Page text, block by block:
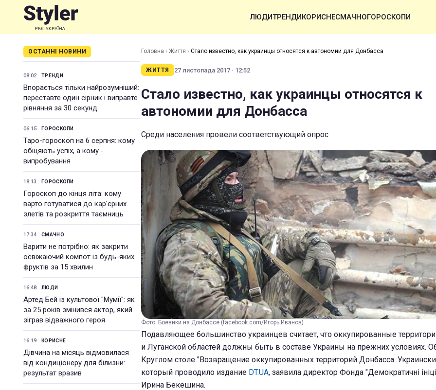
ЛЮДИТРЕНДИКОРИСНЕСМАЧНОГОРОСКОПИ
ОСТАННІ НОВИНИ
08:02 ТРЕНДИ
Впорається тільки найрозумніший:
переставте один сірник і виправте
рівняння за 30 секунд
06:15 ГОРОСКОПИ
Таро-гороскоп на 6 серпня: кому
обіцяють успіх, а кому -
випробування
18:13 ГОРОСКОПИ
Гороскоп до кінця літа: кому
варто готуватися до кар'єрних
злетів та розкриття таємниць
17:34 СМАЧНО
Варити не потрібно: як закрити
освіжаючий компот із будь-яких
фруктів за 15 хвилин
16:48 ЛЮДИ
Артед Бей із культової "Мумії": як
за 25 років змінився актор, який
зіграв відважного героя
16:19 КОРИСНЕ
Дівчина на місяць відмовилася
від кондиціонеру для білизни:
результат вразив
Головна › Життя › Стало известно, как украинцы относятся к автономии для Донбасса
ЖИТТЯ 27 листопада 2017 · 12:52
Стало известно, как украинцы относятся к
автономии для Донбасса
Среди населения провели соответствующий опрос
Фото: Боевики на Донбассе (facebook.com/Игорь Иванов)
Подавляющее большинство украинцев считает, что оккупированные
и Луганской областей должны быть в составе Украины на прежних условиях.
Круглом столе "Возвращение оккупированных территорий Донбасса.
который проводило издание DT.UA, заявила директор Фонда "Демократичні
Ирина Бекешина.